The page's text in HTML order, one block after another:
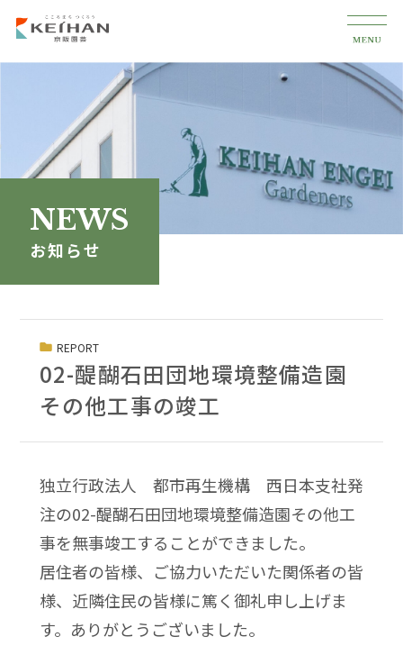
NEWS
お知らせ
REPORT
02-醍醐石田団地環境整備造園
その他工事の竣工
独立行政法人 都市再生機構 西日本支社発
注の02-醍醐石田団地環境整備造園その他工
事を無事竣工することができました。
居住者の皆様、ご協力いただいた関係者の皆
様、近隣住民の皆様に篤く御礼申し上げま
す。ありがとうございました。